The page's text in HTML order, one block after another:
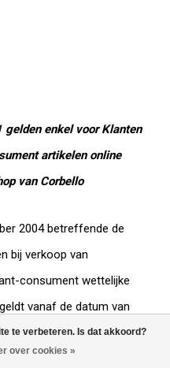
gelden enkel voor Klanten
artikelen online
van Corbello
2004 betreffende de
bij verkoop van
consument wettelijke
vanaf de datum van
eventueel (bijkomende)
onverminderd.
te verbeteren. Is dat akkoord?
over cookies »